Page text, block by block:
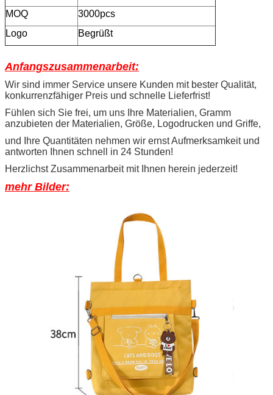
MOQ
3000pcs
Logo
Begrüßt
Anfangszusammenarbeit:
Wir sind immer Service unsere Kunden mit bester Qualität,
konkurrenzfähiger Preis und schnelle Lieferfrist!
Fühlen sich Sie frei, um uns Ihre Materialien, Gramm
anzubieten der Materialien, Größe, Logodrucken und Griffe,
und Ihre Quantitäten nehmen wir ernst Aufmerksamkeit und
antworten Ihnen schnell in 24 Stunden!
Herzlichst Zusammenarbeit mit Ihnen herein jederzeit!
mehr Bilder: